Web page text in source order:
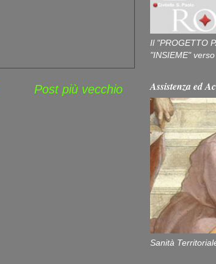
Post più vecchio
Il "PROGETTO
"INSIEME"
Assistenza ed
Sanità